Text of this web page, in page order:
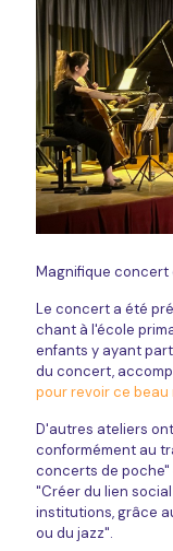
Magnifique concert
Le concert a été
chant à l'école
enfants y ayant
du concert,
pour revoir ce beau
D'autres ateliers
conformément au
concerts de poche"
"Créer du lien
institutions, grâce
ou du jazz".